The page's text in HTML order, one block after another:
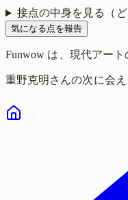
接点の中身を見る（
気になる点を報告
Funwow は、現代アート
重野克明 さんの次に会